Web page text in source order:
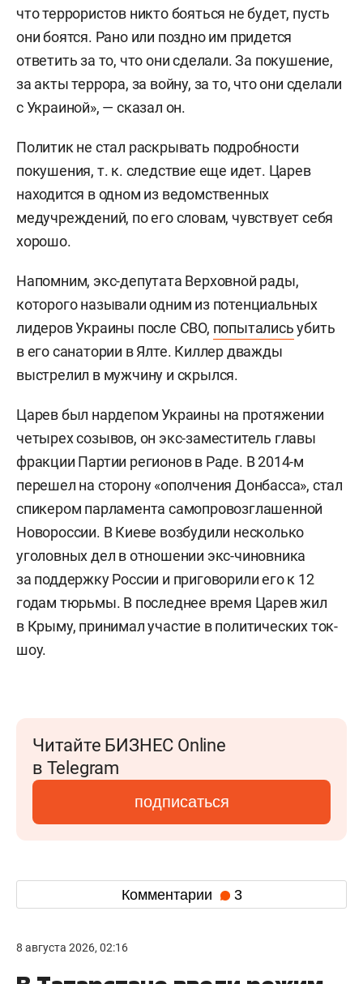
что террористов никто бояться не будет, пусть
они боятся. Рано или поздно им придется
ответить за то, что они сделали. За покушение,
за акты террора, за войну, за то, что они сделали
с Украиной», — сказал он.
Политик не стал раскрывать подробности
покушения, т. к. следствие еще идет. Царев
находится в одном из ведомственных
медучреждений, по его словам, чувствует себя
хорошо.
Напомним, экс-депутата Верховной рады,
которого называли одним из потенциальных
лидеров Украины после СВО, попыталисьубить
в его санатории в Ялте. Киллер дважды
выстрелил в мужчину и скрылся.
Царев был нардепом Украины на протяжении
четырех созывов, он экс-заместитель главы
фракции Партии регионов в Раде. В 2014-м
перешел на сторону «ополчения Донбасса», стал
спикером парламента самопровозглашенной
Новороссии. В Киеве возбудили несколько
уголовных дел в отношении экс-чиновника
за поддержку России и приговорили его к 12
годам тюрьмы. В последнее время Царев жил
в Крыму, принимал участие в политических ток-
шоу.
Читайте БИЗНЕС Online
в Telegram
подписаться
Комментарии 3
8 августа 2026, 02:16